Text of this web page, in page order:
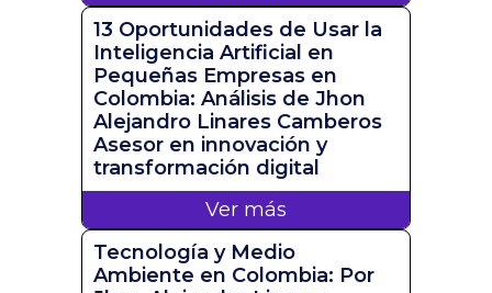
13 Oportunidades de Usar la
Inteligencia Artificial en
Pequeñas Empresas en
Colombia: Análisis de Jhon
Alejandro Linares Camberos
Asesor en innovación y
transformación digital
Ver más
Tecnología y Medio
Ambiente en Colombia: Por